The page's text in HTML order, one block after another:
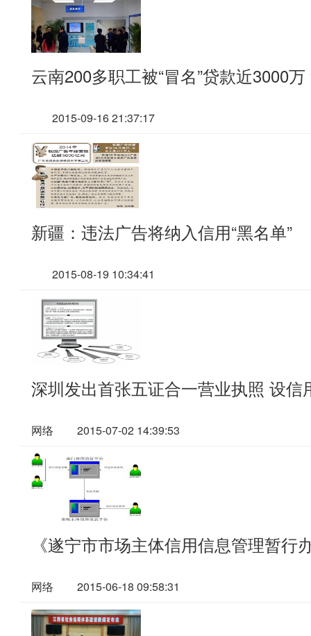
云南200多职工被“冒名”贷款近3000
2015-09-16 21:37:17
新疆：违法广告将纳入信用“黑名单”
2015-08-19 10:34:41
深圳发出首张五证合一营业执照 设信
网络 2015-07-02 14:39:53
《遂宁市市场主体信用信息管理暂行
网络 2015-06-18 09:58:31